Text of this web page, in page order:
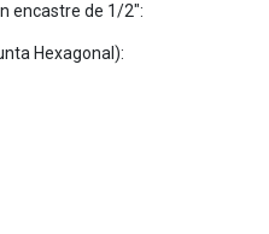
encastre de 1/2":
Hexagonal):